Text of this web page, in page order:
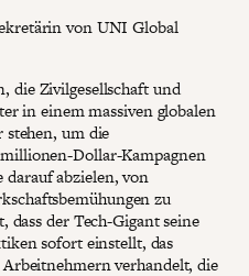
von UNI Global
die Zivilgesellschaft und
in einem massiven globalen
stehen, um die
Dollar-Kampagnen
abzielen, von
zu
der Tech-Gigant seine
sofort einstellt, das
verhandelt, die